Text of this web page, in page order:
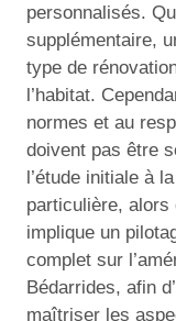
personnalisés.
supplémentaire,
type de
l’habitat.
normes et au
doivent pas être
l’étude initiale à
particulière, alors
implique un
complet sur
Bédarrides, afin
maîtriser les